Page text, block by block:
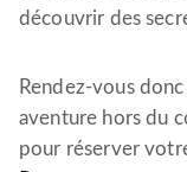
découvrir des
Rendez-vous
aventure hors du
pour réserver